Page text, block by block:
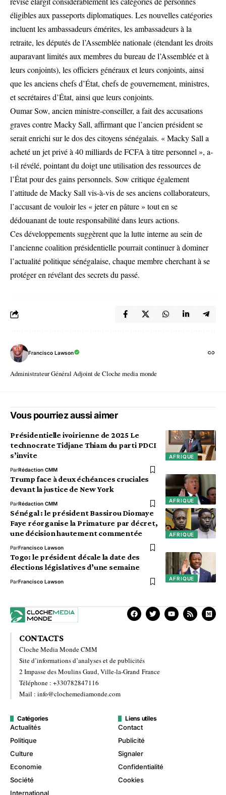
éligibles aux passeports diplomatiques. Les nouvelles catégories
incluent les ambassadeurs émérites, les ambassadeurs à la
retraite, les députés de l’Assemblée nationale (étendant les droits
auparavant limités aux membres du bureau de l’Assemblée et à
leurs conjoints), les officiers généraux et leurs conjoints, ainsi
que les anciens chefs d’État, chefs de gouvernement, ministres,
et secrétaires d’État, ainsi que leurs conjoints.
Oumar Sow, ancien ministre-conseiller, a fait des accusations
graves contre Macky Sall, affirmant que l’ancien président se
serait enrichi sur le dos des citoyens sénégalais. « Macky Sall a
acheté un jet privé à 40 milliards de FCFA à titre personnel », a-
t-il révélé, pointant du doigt une utilisation des ressources de
l’État pour des gains personnels. Sow critique également
l’attitude de Macky Sall vis-à-vis de ses anciens collaborateurs,
l’accusant de vouloir les « jeter en pâture » tout en se
dédouanant de toute responsabilité dans leurs actions.
Ces développements suggèrent que la lutte interne au sein de
l’ancienne coalition présidentielle pourrait continuer à dominer
l’actualité politique sénégalaise, chaque membre cherchant à se
protéger en révélant des secrets du passé.
Francisco Lawson
Administrateur Général Adjoint de Cloche media monde
Vous pourriez aussi aimer
AFRIQUE
Présidentielle ivoirienne de 2025 Le
technocrate Tidjane Thiam du parti PDCI
s’invite
ParRédaction CMM
AFRIQUE
Trump face à deux échéances cruciales
devant la justice de New York
ParRédaction CMM
AFRIQUE
Sénégal : le président Bassirou Diomaye
Faye réorganise la Primature par décret,
une décision hautement commentée
ParFrancisco Lawson
AFRIQUE
Togo: le président décale la date des
élections législatives d’une semaine
ParFrancisco Lawson
CONTACTS
Cloche Media Monde CMM
Site d’informations d’analyses et de publicités
2 Impasse des Moulins Gaud, Ville-la-Grand France
Téléphone : +330782847116
Mail : info@clochemediamonde.com
Catégories
Actualités
Politique
Culture
Economie
Société
International
Liens utiles
Contact
Publicité
Signaler
Confidentialité
Cookies